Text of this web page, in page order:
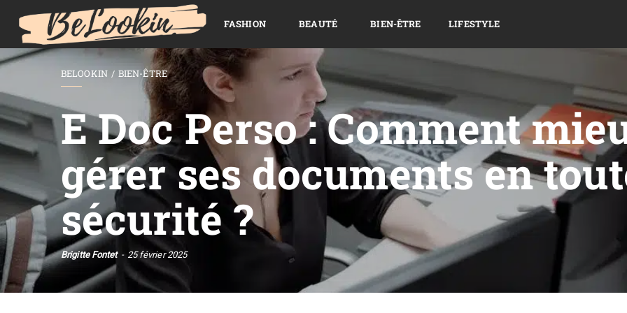
FASHION BEAUTÉ BIEN-ÊTRE LIFESTYLE
BELOOKIN BIEN-ÊTRE
E Doc Perso : Comment
gérer ses documents en
sécurité ?
Brigitte Fontet 25 février 2025